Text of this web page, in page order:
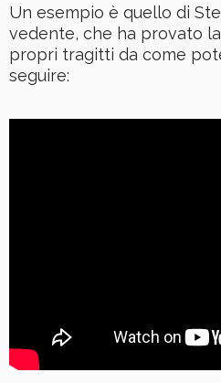
Un esempio è quello di
vedente, che ha provato
propri tragitti da come
seguire: